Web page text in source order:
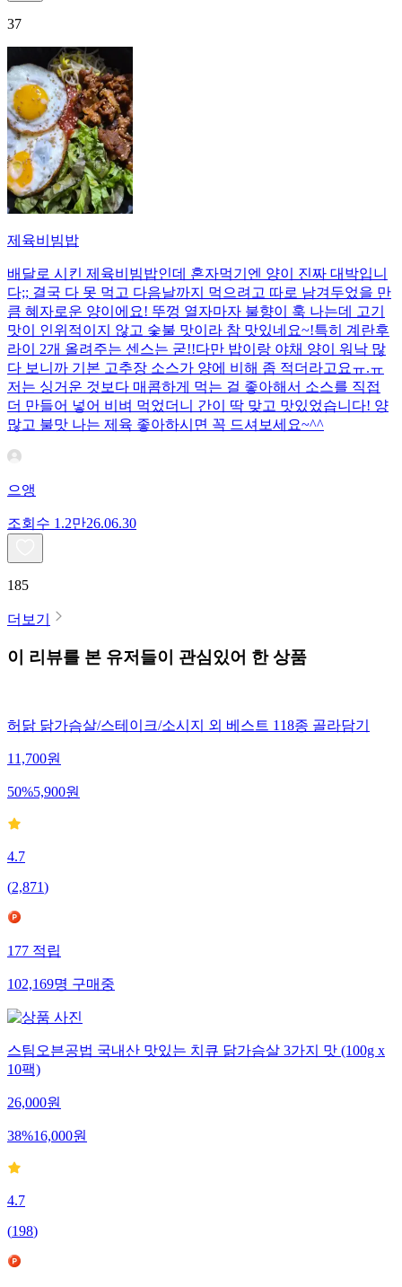
37
제육비빔밥
배달로 시킨 제육비빔밥인데 혼자먹기엔 양이 진짜 대박입니
다;; 결국 다 못 먹고 다음날까지 먹으려고 따로 남겨두었을 만
큼 혜자로운 양이에요! 뚜껑 열자마자 불향이 훅 나는데 고기
맛이 인위적이지 않고 숯불 맛이라 참 맛있네요~!특히 계란후
라이 2개 올려주는 센스는 굳!! ​다만 밥이랑 야채 양이 워낙 많
다 보니까 기본 고추장 소스가 양에 비해 좀 적더라고요ㅠ.ㅠ
저는 싱거운 것보다 매콤하게 먹는 걸 좋아해서 소스를 직접
더 만들어 넣어 비벼 먹었더니 간이 딱 맞고 맛있었습니다! 양
많고 불맛 나는 제육 좋아하시면 꼭 드셔보세요~^^
으앵
조회수 1.2만26.06.30
185
더보기
이 리뷰를 본 유저들이 관심있어 한 상품
허닭 닭가슴살/스테이크/소시지 외 베스트 118종 골라담기
11,700원
50%5,900원
4.7
(2,871)
177적립
102,169명구매중
스팀오븐공법 국내산 맛있는 치큐 닭가슴살 3가지 맛 (100g x
10팩)
26,000원
38%16,000원
4.7
(198)